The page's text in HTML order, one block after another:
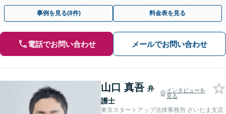
でも結構です【初回面談60分無料／休日・夜間対応可】
事例を見る(8件) 料金表を見る
電話でお問い合わせ メールでお問い合わせ
山口 真吾 弁
護士
インタビューを
見る
東京スタートアップ法律事務所 さいたま支店